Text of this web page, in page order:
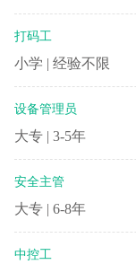
打码工
小学 | 经验不限
设备管理员
大专 | 3-5年
安全主管
大专 | 6-8年
中控工